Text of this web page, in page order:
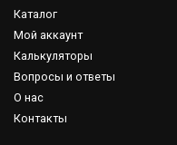
Каталог
Мой аккаунт
Калькуляторы
Вопросы и ответы
О нас
Контакты